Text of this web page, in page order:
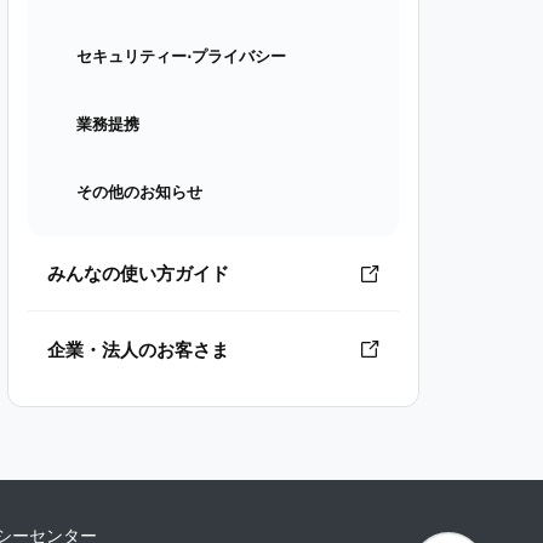
セキュリティー⋅プライバシー
業務提携
その他のお知らせ
みんなの使い方ガイド
企業・法人のお客さま
ーセンター